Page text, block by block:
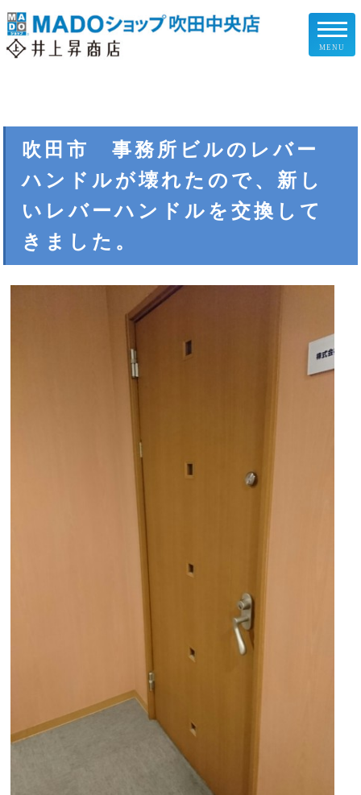
お客様の声
施工事例
企業情報
スタッフブログ
よくある質問
採用情報
サイトマップ
MENU
吹田市 事務所ビルのレバー
ハンドルが壊れたので、新し
いレバーハンドルを交換して
きました。